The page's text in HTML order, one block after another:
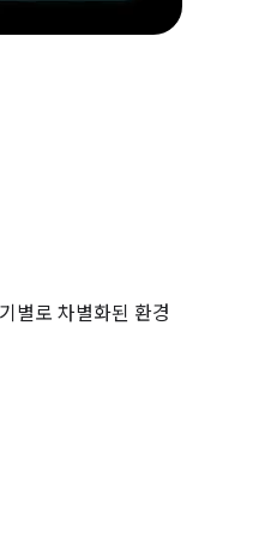
별로 차별화된 환경